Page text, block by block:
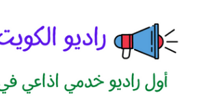
المحتوى